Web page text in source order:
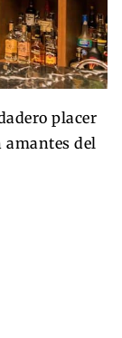
placer
amantes del